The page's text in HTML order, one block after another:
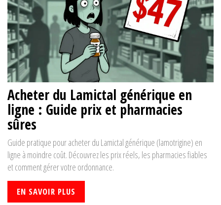
Acheter du Lamictal générique en
ligne : Guide prix et pharmacies
sûres
Guide pratique pour acheter du Lamictal générique (lamotrigine) en
ligne à moindre coût. Découvrez les prix réels, les pharmacies fiables
et comment gérer votre ordonnance.
EN SAVOIR PLUS